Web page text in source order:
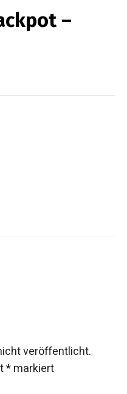
–
veröffentlicht.
*markiert